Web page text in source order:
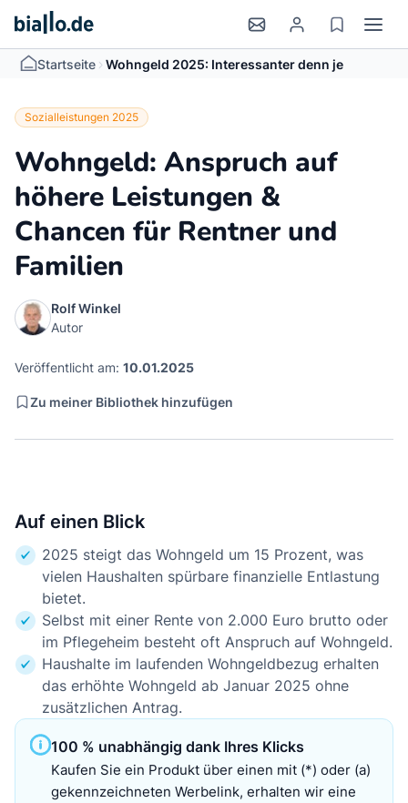
Startseite > Wohngeld 2025: Interessanter denn je
Sozialleistungen 2025
Wohngeld: Anspruch auf
höhere Leistungen &
Chancen für Rentner und
Familien
Rolf Winkel
Autor
Veröffentlicht am: 10.01.2025
Zu meiner Bibliothek hinzufügen
Auf einen Blick
2025 steigt das Wohngeld um 15 Prozent, was
vielen Haushalten spürbare finanzielle Entlastung
bietet.
Selbst mit einer Rente von 2.000 Euro brutto oder
im Pflegeheim besteht oft Anspruch auf Wohngeld.
Haushalte im laufenden Wohngeldbezug erhalten
das erhöhte Wohngeld ab Januar 2025 ohne
zusätzlichen Antrag.
100 % unabhängig dank Ihres Klicks
Kaufen Sie ein Produkt über einen mit (*) oder (a)
gekennzeichneten Werbelink, erhalten wir eine